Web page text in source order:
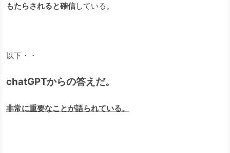
もたらされると確信している。
以下・・
chatGPTからの答えだ。
非常に重要なことが語られている。